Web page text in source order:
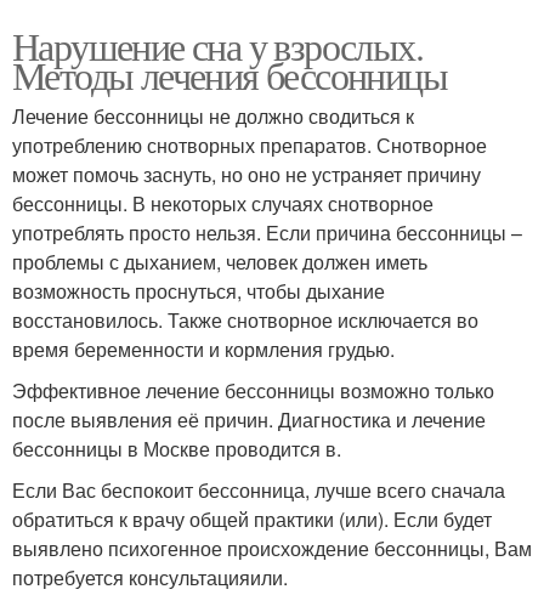
Нарушение сна у взрослых.
Методы лечения бессонницы
Лечение бессонницы не должно сводиться к
употреблению снотворных препаратов. Снотворное
может помочь заснуть, но оно не устраняет причину
бессонницы. В некоторых случаях снотворное
употреблять просто нельзя. Если причина бессонницы –
проблемы с дыханием, человек должен иметь
возможность проснуться, чтобы дыхание
восстановилось. Также снотворное исключается во
время беременности и кормления грудью.
Эффективное лечение бессонницы возможно только
после выявления её причин. Диагностика и лечение
бессонницы в Москве проводится в.
Если Вас беспокоит бессонница, лучше всего сначала
обратиться к врачу общей практики (или). Если будет
выявлено психогенное происхождение бессонницы, Вам
потребуется консультацияили.